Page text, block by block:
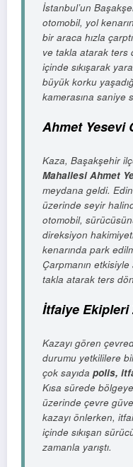
İstanbul’un
otomobil, yol
bir araca hızla
ve takla atarak ters
içinde sıkışarak
büyük korku
kamerasına saniye
Ahmet Yesevi
Kaza, Başakşehir
Mahallesi Ahmet
meydana geldi.
üzerinde seyir
otomobil,
direksiyon
kenarında park
Çarpmanın
takla atarak ters
İtfaiye Ekipleri
Kazayı gören
durumu yetkililere
çok sayıda polis,
Kısa sürede
üzerinde çevre
kazayı önlerken,
içinde sıkışan
zamanla yarıştı.